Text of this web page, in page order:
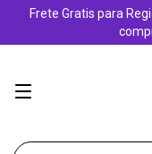
Frete Gratis para